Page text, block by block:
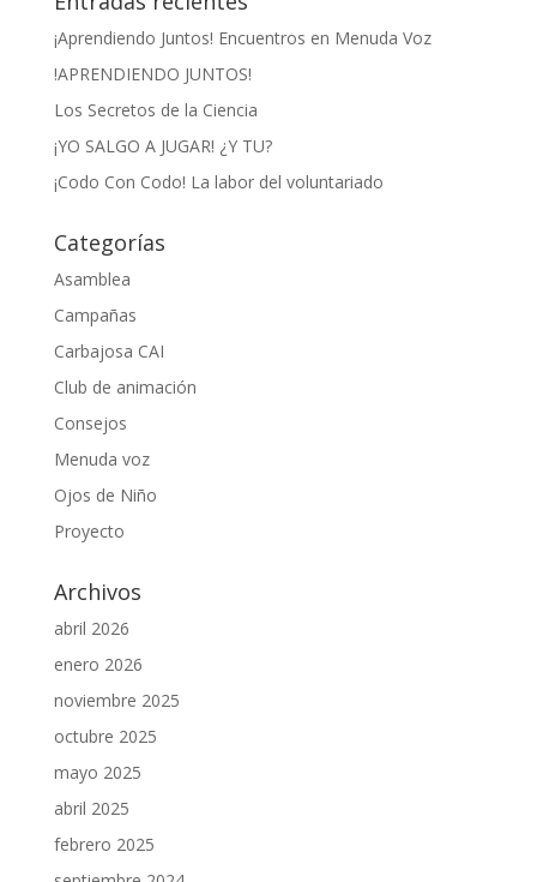
¡Aprendiendo Juntos! Encuentros en Menuda Voz
!APRENDIENDO JUNTOS!
Los Secretos de la Ciencia
¡YO SALGO A JUGAR! ¿Y TU?
¡Codo Con Codo! La labor del voluntariado
Categorías
Asamblea
Campañas
Carbajosa CAI
Club de animación
Consejos
Menuda voz
Ojos de Niño
Proyecto
Archivos
abril 2026
enero 2026
noviembre 2025
octubre 2025
mayo 2025
abril 2025
febrero 2025